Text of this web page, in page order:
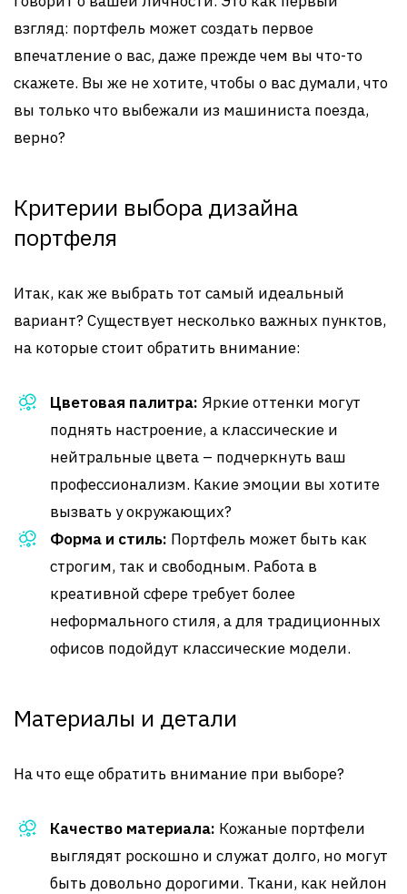
взгляд: портфель может создать первое
впечатление о вас, даже прежде чем вы что-то
скажете. Вы же не хотите, чтобы о вас думали, что
вы только что выбежали из машиниста поезда,
верно?
Критерии выбора дизайна
портфеля
Итак, как же выбрать тот самый идеальный
вариант? Существует несколько важных пунктов,
на которые стоит обратить внимание:
Цветовая палитра: Яркие оттенки могут
поднять настроение, а классические и
нейтральные цвета – подчеркнуть ваш
профессионализм. Какие эмоции вы хотите
вызвать у окружающих?
Форма и стиль: Портфель может быть как
строгим, так и свободным. Работа в
креативной сфере требует более
неформального стиля, а для традиционных
офисов подойдут классические модели.
Материалы и детали
На что еще обратить внимание при выборе?
Качество материала: Кожаные портфели
выглядят роскошно и служат долго, но могут
быть довольно дорогими. Ткани, как нейлон